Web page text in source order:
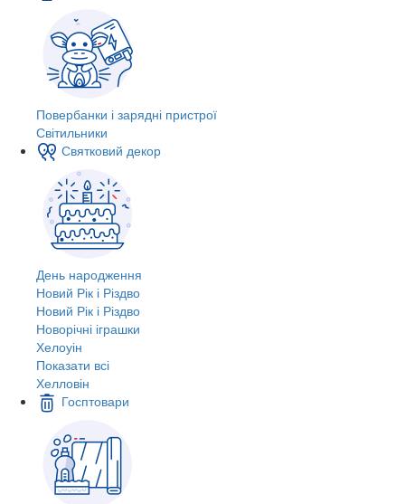
Повербанки і зарядні пристрої
Світильники
Святковий декор
День народження
Новий Рік і Різдво
Новий Рік і Різдво
Новорічні іграшки
Хелоуін
Показати всі
Хелловін
Госптовари